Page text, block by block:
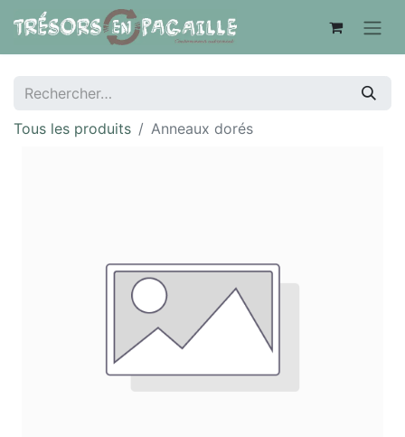
Tous les produits Anneaux dorés